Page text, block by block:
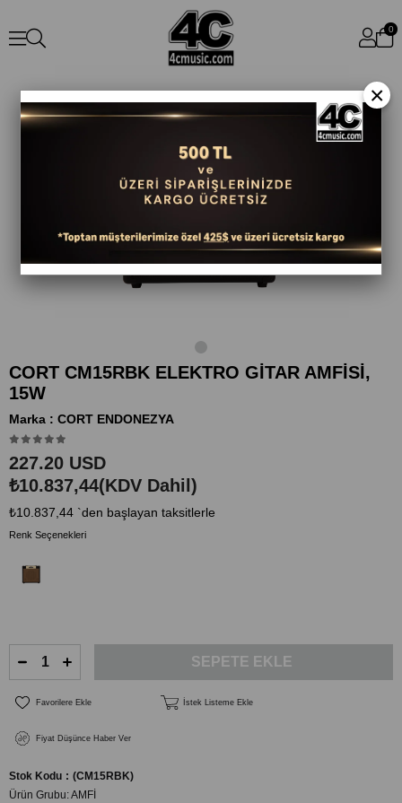
0
CORT CM15RBK ELEKTRO GİTAR AMFİSİ,
15W
Marka : CORT ENDONEZYA
227.20 USD
₺10.837,44(KDV Dahil)
₺10.837,44 `den başlayan taksitlerle
Renk Seçenekleri
Favorilere Ekle İstek Listeme Ekle
Fiyat Düşünce Haber Ver
Stok Kodu
(CM15RBK)
Ürün Grubu:AMFİ
×